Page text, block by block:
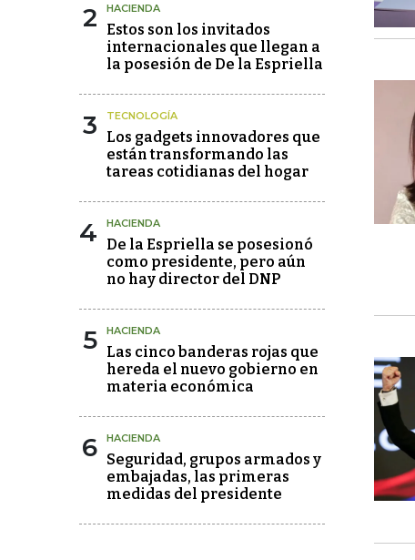
2 HACIENDA
Estos son los invitados
internacionales que llegan a
la posesión de De la Espriella
3 TECNOLOGÍA
Los gadgets innovadores que
están transformando las
tareas cotidianas del hogar
4 HACIENDA
De la Espriella se posesionó
como presidente, pero aún
no hay director del DNP
5 HACIENDA
Las cinco banderas rojas que
hereda el nuevo gobierno en
materia económica
6 HACIENDA
Seguridad, grupos armados y
embajadas, las primeras
medidas del presidente